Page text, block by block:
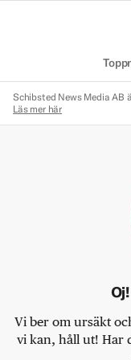
Schibsted News Media AB
Läs mer här
Vi ber om ursäkt
vi kan, håll ut! Har